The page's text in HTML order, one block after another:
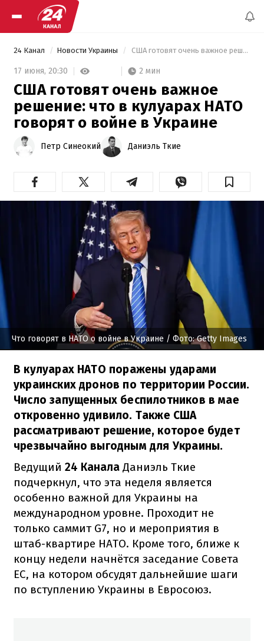
24 Канал Новости Украины США готовят очень важное решение: что в кулуарах НАТО говорят о войне в Украине
17 июня, 20:30 2 мин
США готовят очень важное
решение: что в кулуарах НАТО
говорят о войне в Украине
Петр Синеокий Даниэль Ткие
Что говорят в НАТО о войне в Украине / Фото: Getty Images
В кулуарах НАТО поражены ударами
украинских дронов по территории России.
Число запущенных беспилотников в мае
откровенно удивило. Также США
рассматривают решение, которое будет
чрезвычайно выгодным для Украины.
Ведущий 24 Канала Даниэль Ткие
подчеркнул, что эта неделя является
особенно важной для Украины на
международном уровне. Проходит не
только саммит G7, но и мероприятия в
штаб-квартире НАТО. Кроме того, ближе к
концу недели начнётся заседание Совета
ЕС, на котором обсудят дальнейшие шаги
по вступлению Украины в Евросоюз.